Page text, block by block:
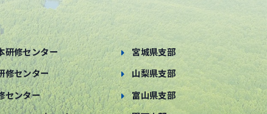
研修センター
修センター
センター
宮城県支部
山梨県支部
富山県支部